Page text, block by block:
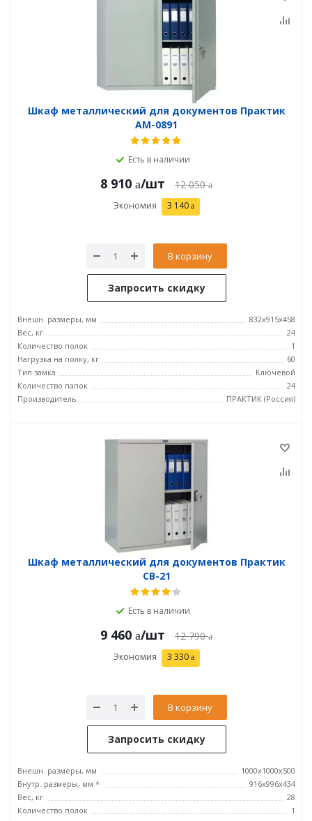
Шкаф металлический для документов Практик
AM-0891
Есть в наличии
8 910 /шт 12 050
Экономия 3 140
В корзину
Запросить скидку
Внешн. размеры, мм
832x915x458
Вес, кг
24
Количество полок
1
Нагрузка на полку, кг
60
Тип замка
Ключевой
Количество папок
24
Производитель
ПРАКТИК (Россия)
Шкаф металлический для документов Практик
СВ-21
Есть в наличии
9 460 /шт 12 790
Экономия 3 330
В корзину
Запросить скидку
Внешн. размеры, мм
1000x1000x500
Внутр. размеры, мм *
916x996x434
Вес, кг
28
Количество полок
1